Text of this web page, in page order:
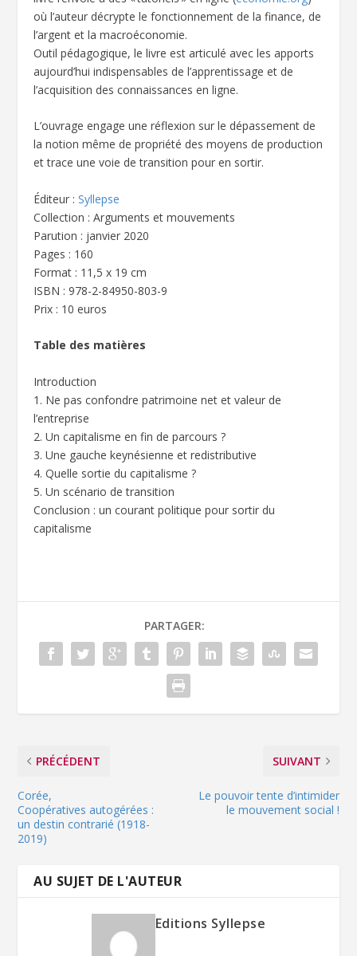
où l’auteur décrypte le fonctionnement de la finance, de
l’argent et la macroéconomie.
Outil pédagogique, le livre est articulé avec les apports
aujourd’hui indispensables de l’apprentissage et de
l’acquisition des connaissances en ligne.
L’ouvrage engage une réflexion sur le dépassement de
la notion même de propriété des moyens de production
et trace une voie de transition pour en sortir.
Éditeur :Syllepse
Collection : Arguments et mouvements
Parution : janvier 2020
Pages : 160
Format : 11,5 x 19 cm
ISBN : 978-2-84950-803-9
Prix : 10 euros
Table des matières
Introduction
1. Ne pas confondre patrimoine net et valeur de
l’entreprise
2. Un capitalisme en fin de parcours ?
3. Une gauche keynésienne et redistributive
4. Quelle sortie du capitalisme ?
5. Un scénario de transition
Conclusion : un courant politique pour sortir du
capitalisme
PARTAGER:
PRÉCÉDENT
Corée,
Coopératives autogérées :
un destin contrarié (1918-
2019)
SUIVANT
Le pouvoir tente d’intimider
le mouvement social !
AU SUJET DE L'AUTEUR
Editions Syllepse